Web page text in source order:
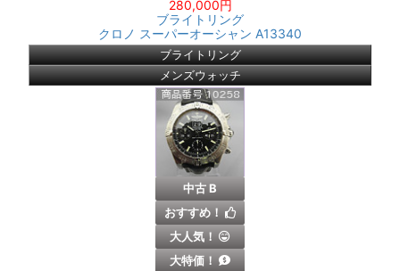
280,000円
ブライトリング
クロノ スーパーオーシャン A13340
ブライトリング
メンズウォッチ
中古 B
おすすめ！
大人気！
大特価！